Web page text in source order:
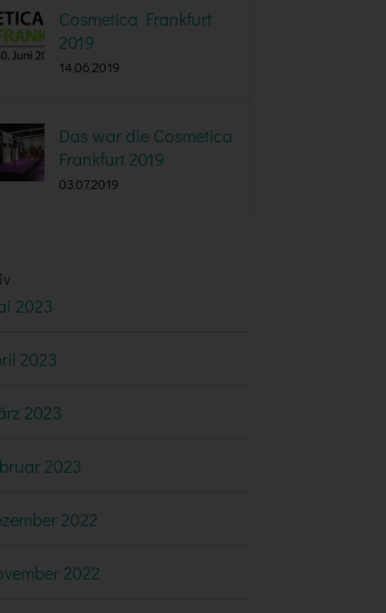
Cosmetica Frankfurt
2019
14.06.2019
Das war die Cosmetica
Frankfurt 2019
03.07.2019
2023
2023
2023
2023
2022
2022